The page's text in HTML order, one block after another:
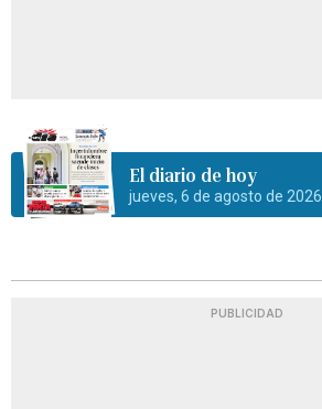
El diario de hoy
jueves, 6 de agosto de 2026
PUBLICIDAD